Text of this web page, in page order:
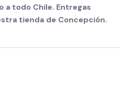
a todo Chile. Entregas
tienda de Concepción.